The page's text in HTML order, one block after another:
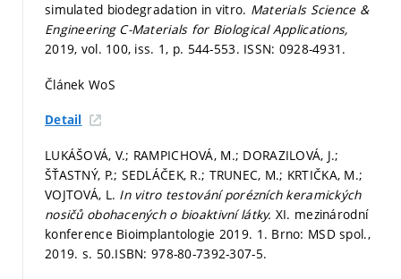
simulated biodegradation in vitro. Materials Science &
Engineering C-Materials for Biological Applications,
2019, vol. 100, iss. 1, p. 544-553. ISSN: 0928-4931.
Článek WoS
Detail
LUKÁŠOVÁ, V.; RAMPICHOVÁ, M.; DORAZILOVÁ, J.;
ŠŤASTNÝ, P.; SEDLÁČEK, R.; TRUNEC, M.; KRTIČKA, M.;
VOJTOVÁ, L. In vitro testování porézních keramických
nosičů obohacených o bioaktivní látky. XI. mezinárodní
konference Bioimplantologie 2019. 1. Brno: MSD spol.,
2019. s. 50.ISBN: 978-80-7392-307-5.